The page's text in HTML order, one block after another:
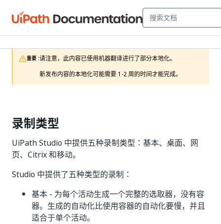
重要 :请注意，此内容已使用机器翻译进行了部分本地化。
新发布内容的本地化可能需要 1-2 周的时间才能完成。
录制类型
UiPath Studio 中提供五种录制类型：基本、桌面、网
页、Citrix 和移动。
Studio 中提供了五种类型的录制：
基本 - 为每个活动生成一个完整的选取器，没有容
器。 生成的自动化比使用容器的自动化要慢，并且
适合于单个活动。